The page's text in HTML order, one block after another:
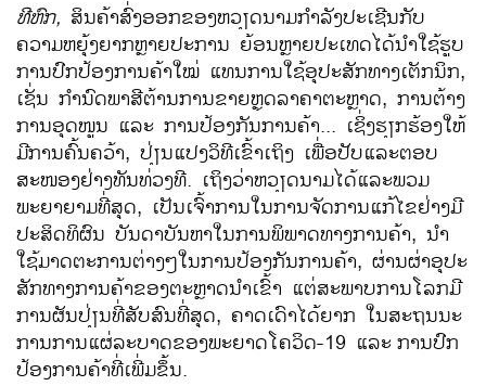
ທີ​ຫົກ, ສິນຄ້າ​ສົ່ງ​ອອກ​ຂອງ​ຫວຽດນາມ​ກຳລັງ​ປະ​ເຊີນ​ກັບ​
ຄວາມ​ຫຍຸ້ງຍາກ​ຫຼາຍ​ປະການ ຍ້ອນ​ຫຼາຍ​ປະ​ເທດ​ໄດ້ນຳ​ໃຊ້​ຮູບ​
ການ​ປົກ​ປ້ອງການ​ຄ້າ​ໃໝ່ ​ແທນ​ການ​ໃຊ້ອຸປະສັກ​ທາງ​ເຕັກນິກ,
​ເຊັ່ນ ກຳນົດພາສີ​ຕ້ານ​ການ​ຂາຍ​ຫຼຸດ​ລາຄາ​ຕະຫຼາດ, ການ​ຕ້າງ​
ການ​ອຸດ​ໜູນ ​ແລະ ການ​ປ້ອງ​ກັນ​ການ​ຄ້າ... ​ເຊິ່ງຮຽກຮ້ອງ​ໃຫ້​
ມີ​ການ​ຄົ້ນຄວ້າ, ປ່ຽນ​ແປງ​ວິທີ​ເຂົ້າ​ເຖິງ ​ເພື່ອ​ປັບ​ແລະ​ຕອບ​
ສະໜອງ​ຢ່າງ​ທັນ​ທ່ວງທີ. ​ເຖິງວ່າຫວຽດນາມ​ໄດ້​ແລະ​ພວມ​
ພະຍາຍາມ​ທີ່​ສຸດ, ​ເປັນ​ເຈົ້າ​ການ​ໃນ​ການຈັດການ​ແກ້​ໄຂ​ຢ່າງ​ມີ​
ປະສິດທິ​ຜົນ ບັນດາບັນ​ຫາ​ໃນ​ການ​ພິ​ພາດ​ທາງ​ການ​ຄ້າ​, ນຳ​
ໃຊ້​ມາດ​ຕະການ​ຕ່າງໆ​ໃນ​ການ​ປ້ອງ​ກັນ​ການ​ຄ້າ, ຜ່ານ​ຜ່າ​ອຸປະ​
ສັກ​ທາງ​ການ​ຄ້າ​ຂອງ​ຕະຫຼາດ​ນຳ​ເຂົ້າ ​ແຕ່​ສະພາບ​ການ​ໂລກ​ມີ​
ການ​ຜັນ​ປ່ຽນ​ທີ່​ສັບສົນ​ທີ່​ສຸດ, ຄາດເດົາ​ໄດ້​ຍາກ ​ໃນ​ສະຖນນະ​
ການການ​ແຜ່​ລະບາດ​ຂອງພະຍາດ​ໂຄ​ວິດ-19 ​ແລະການ​ປົກ​
ປ້ອງການ​ຄ້າທີ່​ເພີ່ມ​ຂຶ້ນ.